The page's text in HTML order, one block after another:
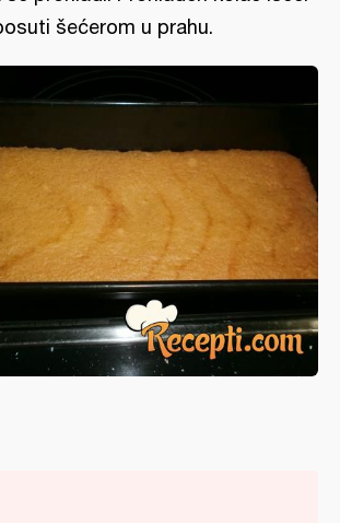
šećerom u prahu.